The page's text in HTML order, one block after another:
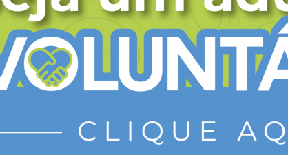
que as pessoas sejam capazes de atuar de
de forma progressiva, oportunidades para que
responsáveis, solidários, autônomos e
de maneira determinante para a aquisição de
respeito pela diversidade, habilidades para